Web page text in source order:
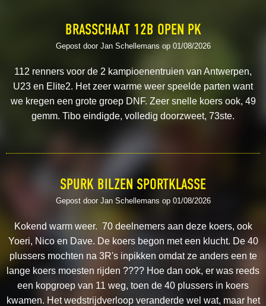
BRASSCHAAT 12B OPEN PK
Gepost door Jan Schellemans op 01/08/2026
112 renners voor de 2 kampioenentruien van Antwerpen,
U23 en Elite2. Het zeer warme weer speelde parten want
we kregen een grote groep DNF. Zeer snelle koers ook, 49
gemm. Tibo eindigde, volledig doorzweet, 73ste.
SPURK BILZEN SPORTKLASSE
Gepost door Jan Schellemans op 01/08/2026
Kokend warm weer. 70 deelnemers aan deze koers, ook
Yoeri, Nico en Dave. De koers begon met een klucht. De 40
plussers mochten na 3R's inpikken omdat ze anders een te
lange koers moesten rijden ???? Hoe dan ook, er was reeds
een kopgroep van 11 weg, toen de 40 plussers in koers
kwamen. Het wedstrijdverloop veranderde wel wat, maar het